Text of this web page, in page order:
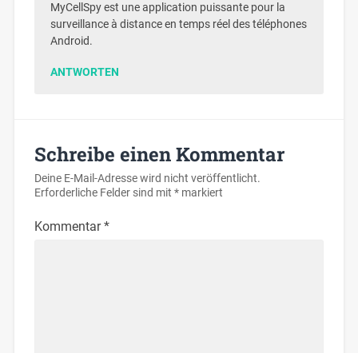
MyCellSpy est une application puissante pour la
surveillance à distance en temps réel des téléphones
Android.
ANTWORTEN
Schreibe einen Kommentar
Deine E-Mail-Adresse wird nicht veröffentlicht.
Erforderliche Felder sind mit *markiert
Kommentar*